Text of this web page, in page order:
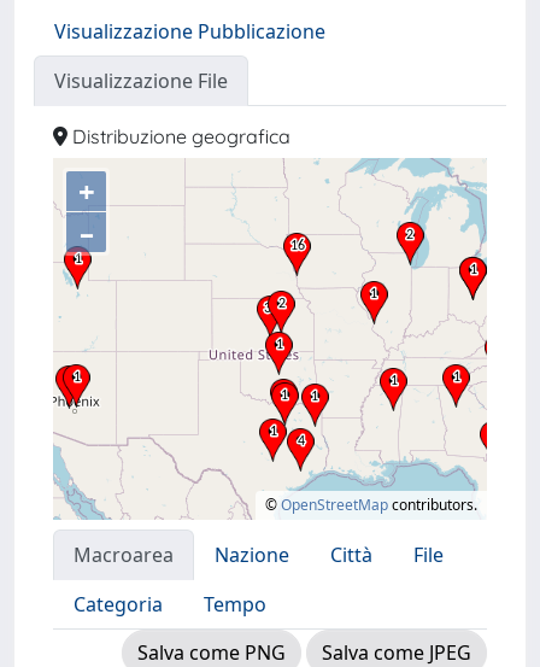
Visualizzazione Pubblicazione
Visualizzazione File
Distribuzione geografica
+
–
©OpenStreetMapcontributors.
Macroarea Nazione Città
File
Categoria
Tempo
Salva come PNG
Salva come JPEG